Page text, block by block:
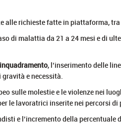
alle richieste fatte in piattaforma,
di malattia da 21 a 24 mesi e di
, l’inserimento delle
e necessità.
sulle molestie e le violenze nei
le lavoratrici inserite nei percorsi di
e l’incremento della percentuale